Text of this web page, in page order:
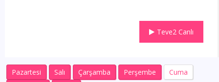
Teve2 Canlı
Pazartesi Salı Çarşamba Perşembe
Cuma